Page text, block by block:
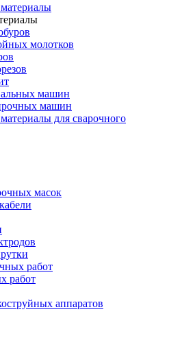
молотков
машин
машин
для сварочного
масок
работ
работ
аппаратов